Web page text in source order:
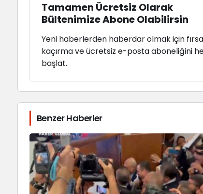
Tamamen Ücretsiz Olarak
Bültenimize Abone Olabilirsin
Yeni haberlerden haberdar olmak için
kaçırma ve ücretsiz e-posta aboneliğini
başlat.
Benzer Haberler